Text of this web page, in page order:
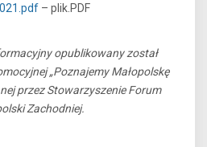
– plik.PDF
opublikowany został
„Poznajemy Małopolskę
przez Stowarzyszenie Forum
Zachodniej.